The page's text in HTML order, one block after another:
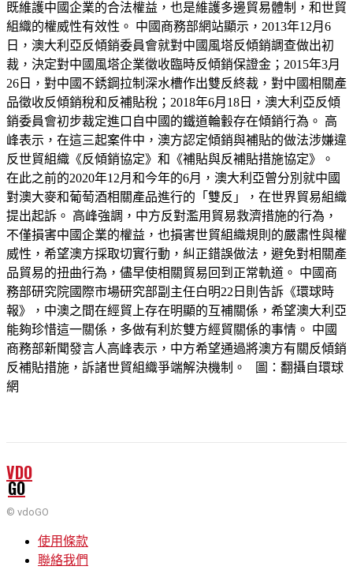
既維護中國企業的合法權益，也是維護多邊貿易體制，和世貿
組織的權威性有效性。 中國商務部網站顯示，2013年12月6
日，澳大利亞反傾銷委員會就對中國風塔反傾銷調查做出初
裁，決定對中國風塔企業徵收臨時反傾銷保證金；2015年3月
26日，對中國不銹鋼拉制深水槽作出雙反終裁，對中國相關產
品徵收反傾銷稅和反補貼稅；2018年6月18日，澳大利亞反傾
銷委員會初步裁定進口自中國的鐵道輪轂存在傾銷行為。 高
峰表示，在這三起案件中，澳方認定傾銷與補貼的做法涉嫌違
反世貿組織《反傾銷協定》和《補貼與反補貼措施協定》。
在此之前的2020年12月和今年的6月，澳大利亞曾分別就中國
對澳大麥和葡萄酒相關產品進行的「雙反」，在世界貿易組織
提出起訴。 高峰強調，中方反對濫用貿易救濟措施的行為，
不僅損害中國企業的權益，也損害世貿組織規則的嚴肅性與權
威性，希望澳方採取切實行動，糾正錯誤做法，避免對相關產
品貿易的扭曲行為，儘早使相關貿易回到正常軌道。 中國商
務部研究院國際市場研究部副主任白明22日則告訴《環球時
報》，中澳之間在經貿上存在明顯的互補關係，希望澳大利亞
能夠珍惜這一關係，多做有利於雙方經貿關係的事情。 中國
商務部新聞發言人高峰表示，中方希望通過將澳方有關反傾銷
反補貼措施，訴諸世貿組織爭端解決機制。 圖：翻攝自環球
網
VDO
GO
© vdoGO
使用條款
聯絡我們